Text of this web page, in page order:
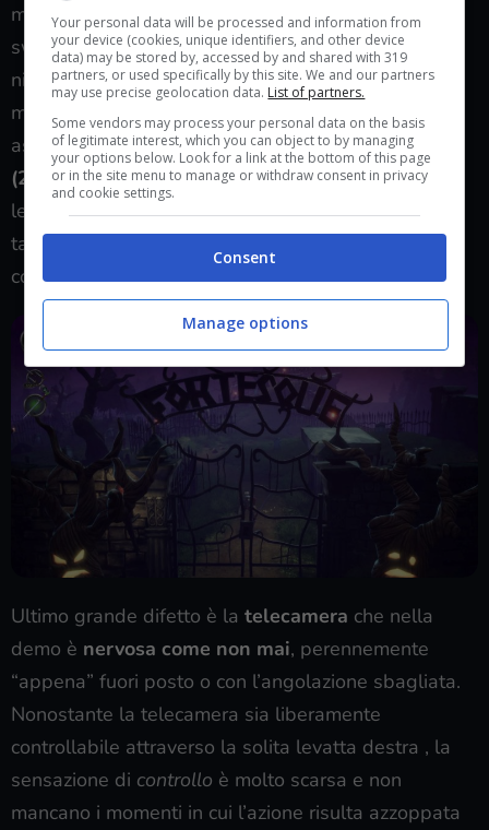
miglioramente della QOL(quality of life) con lo
switch rapido delle armi impostato sul triangolo,
niente di trascendentale ma comunque una
meccanica ben apprezzata. Quello che era lecito
aspettarsi da unprogettodella portata diMedievil
(2019)era un sistema di combattimento
leggermente più profondo, con un sistema di
targeting o almeno un maggiore feeling per ogni
colpo inflitto.
Ultimo grande difetto è la telecamera che nella
demo è nervosa come non mai, perennemente
“appena” fuori posto o con l’angolazione sbagliata.
Nonostante la telecamera sia liberamente
controllabile attraverso la solita levatta destra , la
sensazione di controllo è molto scarsa e non
mancano i momenti in cui l’azione risulta azzoppata
Your personal data will be processed and information from
your device (cookies, unique identifiers, and other device
data) may be stored by, accessed by and shared with 319
partners, or used specifically by this site. We and our partners
may use precise geolocation data. List of partners.
Some vendors may process your personal data on the basis
of legitimate interest, which you can object to by managing
your options below. Look for a link at the bottom of this page
or in the site menu to manage or withdraw consent in privacy
and cookie settings.
Consent
Manage options